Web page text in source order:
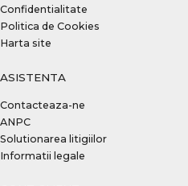
Confidentialitate
Politica de Cookies
Harta site
ASISTENTA
Contacteaza-ne
ANPC
Solutionarea litigiilor
Informatii legale